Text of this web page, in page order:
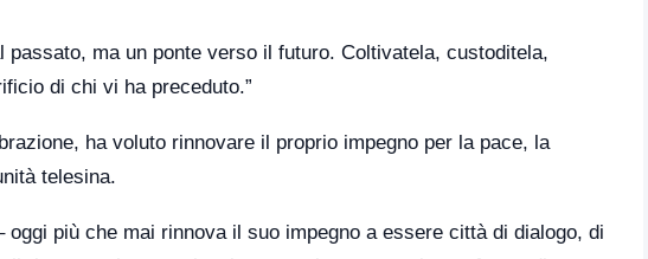
passato, ma un ponte verso il futuro. Coltivatela, custoditela,
di chi vi ha preceduto.”
ha voluto rinnovare il proprio impegno per la pace, la
telesina.
oggi più che mai rinnova il suo impegno a essere città di dialogo, di